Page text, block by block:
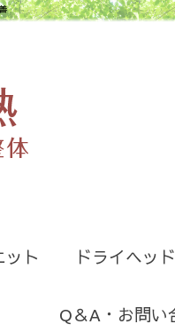
ット ドライヘッ
Q＆A・お問い